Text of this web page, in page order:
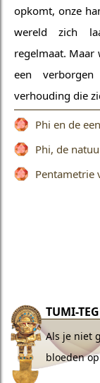
opkomt, onze
wereld zich
regelmaat. Maar
een
verhouding die
Phi en de
Phi, de
Pentametrie
TUMI-
Als je niet
bloeden